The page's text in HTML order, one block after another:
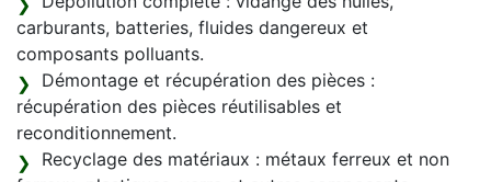
carburants, batteries, fluides dangereux et
composants polluants.
Démontage et récupération des pièces :
récupération des pièces réutilisables et
reconditionnement.
Recyclage des matériaux : métaux ferreux et non